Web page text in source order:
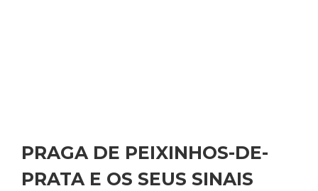
PRAGA DE PEIXINHOS-DE-
PRATA E OS SEUS SINAIS